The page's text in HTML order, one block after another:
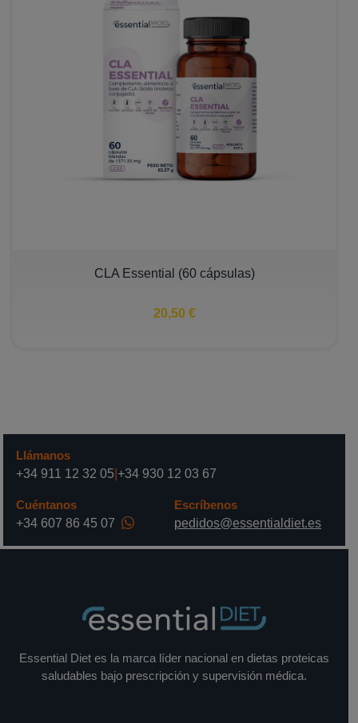
CLA Essential (60 cápsulas)
20,50 €
Llámanos
+34 911 12 32 05 +34 930 12 03 67
Cuéntanos
+34 607 86 45 07
Escríbenos
pedidos@essentialdiet.es
Essential Diet es la marca líder nacional en dietas proteicas
saludables bajo prescripción y supervisión médica.